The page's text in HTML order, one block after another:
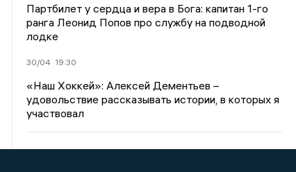
Партбилет у сердца и вера в Бога: капитан 1-го
ранга Леонид Попов про службу на подводной
лодке
30/04 19:30
«Наш Хоккей»: Алексей Дементьев –
удовольствие рассказывать истории, в которых я
участвовал